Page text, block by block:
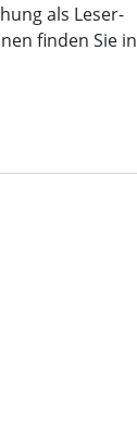
als Leser-
finden Sie in